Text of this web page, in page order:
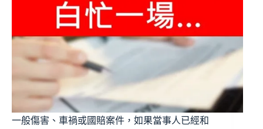
一般傷害、車禍或國賠案件，如果當事人已經和